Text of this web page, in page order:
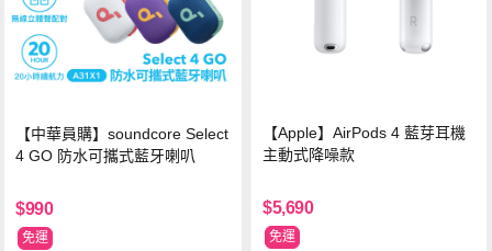
【中華員購】soundcore Select
4 GO 防水可攜式藍牙喇叭
$990
免運
【Apple】AirPods 4 藍芽耳機
主動式降噪款
$5,690
免運